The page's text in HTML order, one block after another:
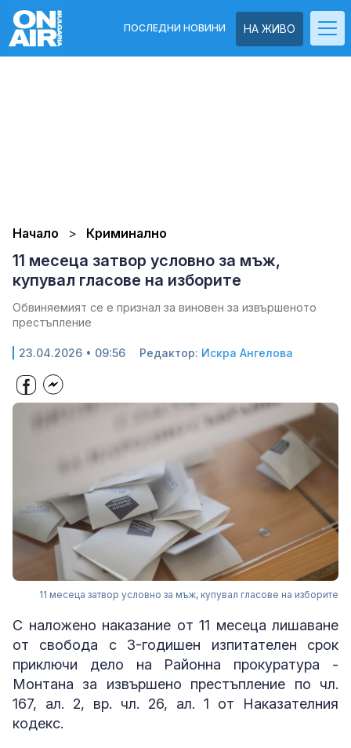
НА ЖИВО
ПОСЛЕДНИ НОВИНИ
Начало Криминално
11 месеца затвор условно за мъж,
купувал гласове на изборите
Обвиняемият се е признал за виновен за извършеното
престъпление
23.04.2026 • 09:56 Редактор: Искра Ангелова
11 месеца затвор условно за мъж, купувал гласове на изборите
С наложено наказание от 11 месеца лишаване
от свобода с 3-годишен изпитателен срок
приключи дело на Районна прокуратура -
Монтана за извършено престъпление по чл.
167, ал. 2, вр. чл. 26, ал. 1 от Наказателния
кодекс.